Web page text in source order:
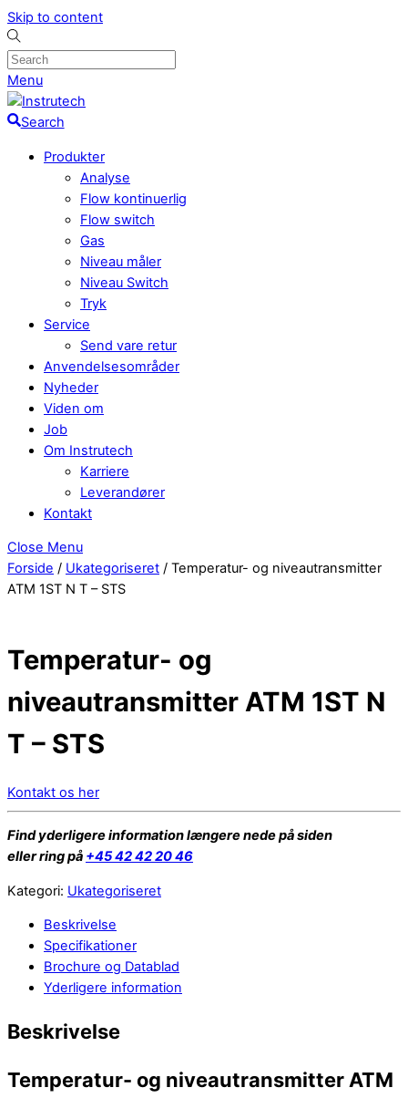
Skip to content
Menu
Search
Produkter
Analyse
Flow kontinuerlig
Flow switch
Gas
Niveau måler
Niveau Switch
Tryk
Service
Send vare retur
Anvendelsesområder
Nyheder
Viden om
Job
Om Instrutech
Karriere
Leverandører
Kontakt
Close Menu
Forside / Ukategoriseret / Temperatur- og niveautransmitter
ATM 1ST N T – STS
Temperatur- og
niveautransmitter ATM 1ST N
T – STS
Kontakt os her
Find yderligere information længere nede på siden
eller ring på +45 42 42 20 46
Kategori: Ukategoriseret
Beskrivelse
Specifikationer
Brochure og Datablad
Yderligere information
Beskrivelse
Temperatur- og niveautransmitter ATM